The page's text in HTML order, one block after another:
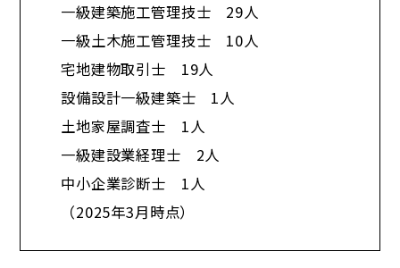
一級建築施工管理技士 29人
一級土木施工管理技士 10人
宅地建物取引士 19人
設備設計一級建築士 1人
土地家屋調査士 1人
一級建設業経理士 2人
中小企業診断士 1人​
（2025年3月時点）